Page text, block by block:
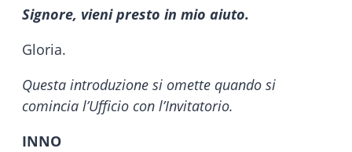
Signore, vieni presto in mio aiuto.
Gloria.
Questa introduzione si omette quando si
comincia l’Ufficio con l’Invitatorio.
INNO